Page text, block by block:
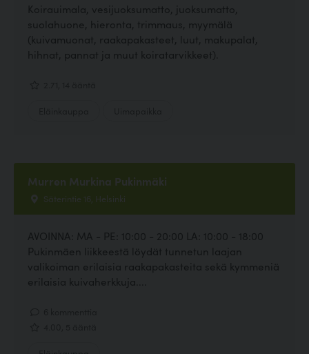
Koirauimala, vesijuoksumatto, juoksumatto,
suolahuone, hieronta, trimmaus, myymälä
(kuivamuonat, raakapakasteet, luut, makupalat,
hihnat, pannat ja muut koiratarvikkeet).
Murren Murkina Pukinmäki
Säterintie 16, Helsinki
AVOINNA: MA - PE: 10:00 - 20:00 LA: 10:00 - 18:00
Pukinmäen liikkeestä löydät tunnetun laajan
valikoiman erilaisia raakapakasteita sekä kymmeniä
erilaisia kuivaherkkuja....